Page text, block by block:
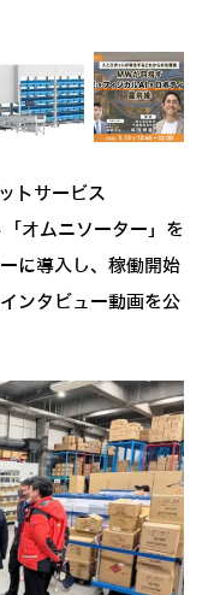
トサービス
オムニソーター」を
に導入し、稼働開始
ンタビュー動画を公